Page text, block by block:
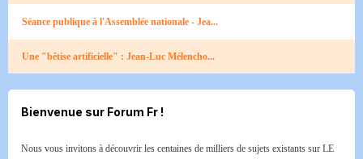
Séance publique à l'Assemblée nationale - Jea...
Une "bêtise artificielle" : Jean-Luc Mélencho...
Bienvenue sur Forum Fr !
Nous vous invitons à découvrir les centaines de milliers de sujets existants sur LE